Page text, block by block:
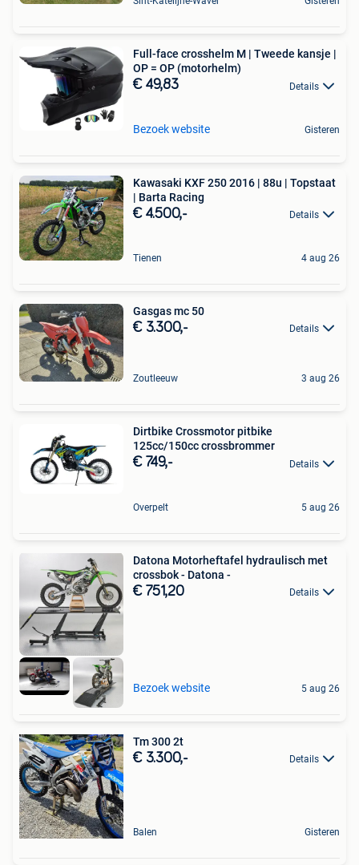
Full-face crosshelm M | Tweede kansje |
OP = OP (motorhelm)
€ 49,83 Details
Bezoek website Gisteren
Kawasaki KXF 250 2016 | 88u | Topstaat
| Barta Racing
€ 4.500,- Details
Tienen 4 aug 26
Gasgas mc 50
€ 3.300,- Details
Zoutleeuw 3 aug 26
Dirtbike Crossmotor pitbike
125cc/150cc crossbrommer
€ 749,- Details
Overpelt 5 aug 26
Datona Motorheftafel hydraulisch met
crossbok - Datona -
€ 751,20 Details
Bezoek website 5 aug 26
Tm 300 2t
€ 3.300,- Details
Balen Gisteren